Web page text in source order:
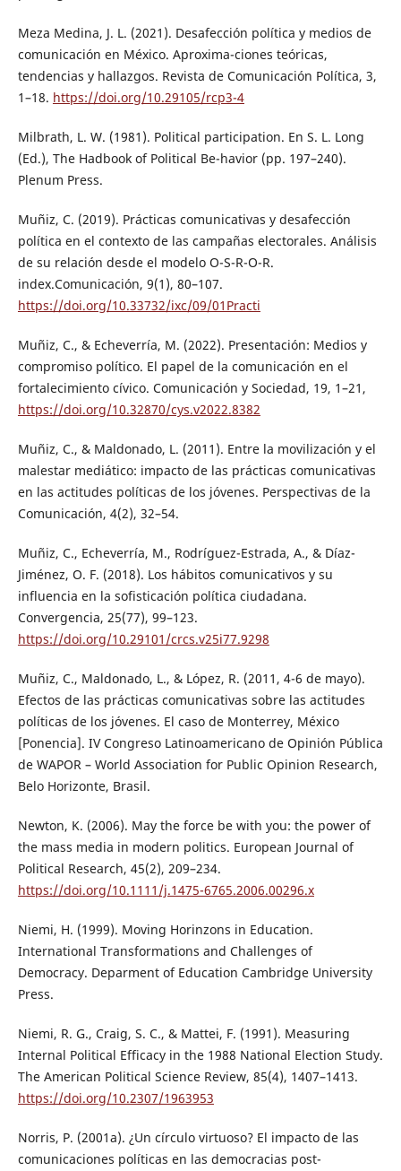
Meza Medina, J. L. (2021). Desafección política y medios de
comunicación en México. Aproxima-ciones teóricas,
tendencias y hallazgos. Revista de Comunicación Política, 3,
1–18. https://doi.org/10.29105/rcp3-4
Milbrath, L. W. (1981). Political participation. En S. L. Long
(Ed.), The Hadbook of Political Be-havior (pp. 197–240).
Plenum Press.
Muñiz, C. (2019). Prácticas comunicativas y desafección
política en el contexto de las campañas electorales. Análisis
de su relación desde el modelo O-S-R-O-R.
index.Comunicación, 9(1), 80–107.
https://doi.org/10.33732/ixc/09/01Practi
Muñiz, C., & Echeverría, M. (2022). Presentación: Medios y
compromiso político. El papel de la comunicación en el
fortalecimiento cívico. Comunicación y Sociedad, 19, 1–21,
https://doi.org/10.32870/cys.v2022.8382
Muñiz, C., & Maldonado, L. (2011). Entre la movilización y el
malestar mediático: impacto de las prácticas comunicativas
en las actitudes políticas de los jóvenes. Perspectivas de la
Comunicación, 4(2), 32–54.
Muñiz, C., Echeverría, M., Rodríguez-Estrada, A., & Díaz-
Jiménez, O. F. (2018). Los hábitos comunicativos y su
influencia en la sofisticación política ciudadana.
Convergencia, 25(77), 99–123.
https://doi.org/10.29101/crcs.v25i77.9298
Muñiz, C., Maldonado, L., & López, R. (2011, 4-6 de mayo).
Efectos de las prácticas comunicativas sobre las actitudes
políticas de los jóvenes. El caso de Monterrey, México
[Ponencia]. IV Congreso Latinoamericano de Opinión Pública
de WAPOR – World Association for Public Opinion Research,
Belo Horizonte, Brasil.
Newton, K. (2006). May the force be with you: the power of
the mass media in modern politics. European Journal of
Political Research, 45(2), 209–234.
https://doi.org/10.1111/j.1475-6765.2006.00296.x
Niemi, H. (1999). Moving Horinzons in Education.
International Transformations and Challenges of
Democracy. Deparment of Education Cambridge University
Press.
Niemi, R. G., Craig, S. C., & Mattei, F. (1991). Measuring
Internal Political Efficacy in the 1988 National Election Study.
The American Political Science Review, 85(4), 1407–1413.
https://doi.org/10.2307/1963953
Norris, P. (2001a). ¿Un círculo virtuoso? El impacto de las
comunicaciones políticas en las democracias post-